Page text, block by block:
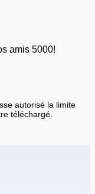
amis 5000!
autorisé la limite
téléchargé.